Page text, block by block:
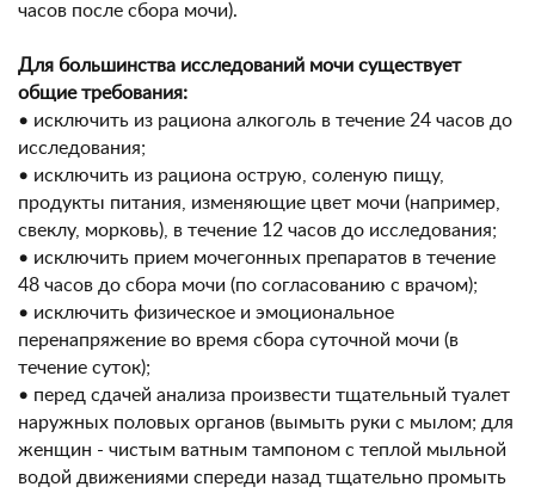
часов после сбора мочи).
Для большинства исследований мочи существует
общие требования:
• исключить из рациона алкоголь в течение 24 часов до
исследования;
• исключить из рациона острую, соленую пищу,
продукты питания, изменяющие цвет мочи (например,
свеклу, морковь), в течение 12 часов до исследования;
• исключить прием мочегонных препаратов в течение
48 часов до сбора мочи (по согласованию с врачом);
• исключить физическое и эмоциональное
перенапряжение во время сбора суточной мочи (в
течение суток);
• перед сдачей анализа произвести тщательный туалет
наружных половых органов (вымыть руки с мылом; для
женщин - чистым ватным тампоном с теплой мыльной
водой движениями спереди назад тщательно промыть